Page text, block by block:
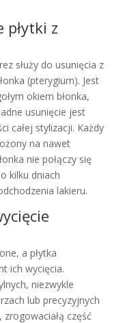
płytki z
służy do usunięcia z
(pterygium). Jest
okiem błonka,
usunięcie jest
całej stylizacji. Każdy
na nawet
nie połączy się
kilku dniach
lakieru.
a płytka
ich wycięcia.
niezwykle
lub precyzyjnych
część